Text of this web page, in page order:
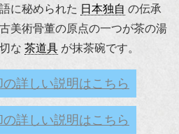
に秘められた 日本独自 の伝承
美術骨董の原点の一つが茶の湯
な 茶道具 が抹茶碗です。
詳しい説明はこちら
詳しい説明はこちら